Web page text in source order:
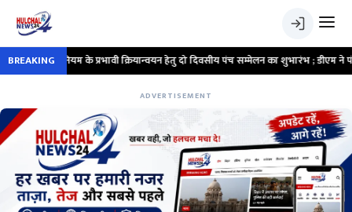
BREAKING
के प्रभावी क्रियान्वयन हेतु दो दिवसीय पंच सम्मेलन का शुभारंभ ; डीएम ने पंचायत
ADVERTISEMENT